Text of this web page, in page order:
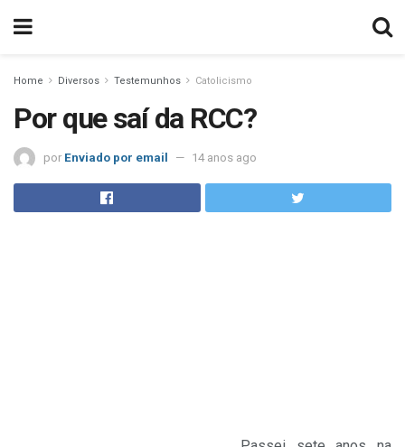
Home Diversos Testemunhos Catolicismo
Por que saí da RCC?
por Enviado por email 14 anos ago